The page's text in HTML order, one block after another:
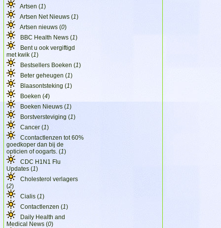
Artsen (1)
Artsen Net Nieuws (1)
Artsen nieuws (0)
BBC Health News (1)
Bent u ook vergiftigd
met kwik (1)
Bestsellers Boeken (1)
Beter geheugen (1)
Blaasontsteking (1)
Boeken (4)
Boeken Nieuws (1)
Borstversteviging (1)
Cancer (1)
Ccontactlenzen tot 60%
goedkoper dan bij de
opticien of oogarts. (1)
CDC H1N1 Flu
Updates (1)
Cholesterol verlagers
(2)
Cialis (1)
Contactlenzen (1)
Daily Health and
Medical News (0)